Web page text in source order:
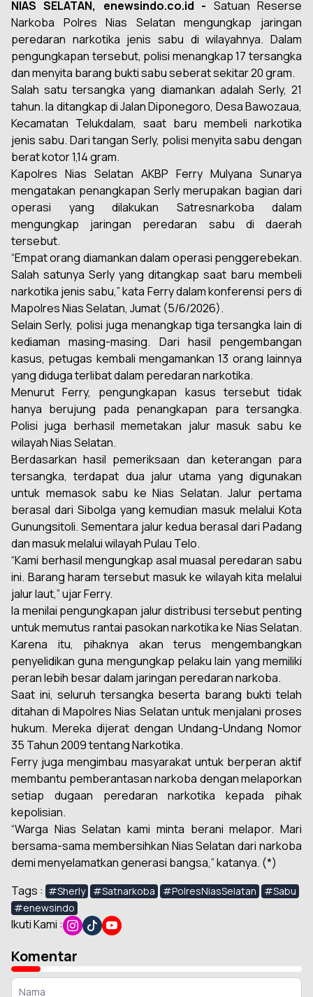
NIAS SELATAN, enewsindo.co.id - Satuan Reserse
Narkoba Polres Nias Selatan mengungkap jaringan
peredaran narkotika jenis sabu di wilayahnya. Dalam
pengungkapan tersebut, polisi menangkap 17 tersangka
dan menyita barang bukti sabu seberat sekitar 20 gram.
Salah satu tersangka yang diamankan adalah Serly, 21
tahun. Ia ditangkap di Jalan Diponegoro, Desa Bawozaua,
Kecamatan Telukdalam, saat baru membeli narkotika
jenis sabu. Dari tangan Serly, polisi menyita sabu dengan
berat kotor 1,14 gram.
Kapolres Nias Selatan AKBP Ferry Mulyana Sunarya
mengatakan penangkapan Serly merupakan bagian dari
operasi yang dilakukan Satresnarkoba dalam
mengungkap jaringan peredaran sabu di daerah
tersebut.
“Empat orang diamankan dalam operasi penggerebekan.
Salah satunya Serly yang ditangkap saat baru membeli
narkotika jenis sabu,” kata Ferry dalam konferensi pers di
Mapolres Nias Selatan, Jumat (5/6/2026).
Selain Serly, polisi juga menangkap tiga tersangka lain di
kediaman masing-masing. Dari hasil pengembangan
kasus, petugas kembali mengamankan 13 orang lainnya
yang diduga terlibat dalam peredaran narkotika.
Menurut Ferry, pengungkapan kasus tersebut tidak
hanya berujung pada penangkapan para tersangka.
Polisi juga berhasil memetakan jalur masuk sabu ke
wilayah Nias Selatan.
Berdasarkan hasil pemeriksaan dan keterangan para
tersangka, terdapat dua jalur utama yang digunakan
untuk memasok sabu ke Nias Selatan. Jalur pertama
berasal dari Sibolga yang kemudian masuk melalui Kota
Gunungsitoli. Sementara jalur kedua berasal dari Padang
dan masuk melalui wilayah Pulau Telo.
“Kami berhasil mengungkap asal muasal peredaran sabu
ini. Barang haram tersebut masuk ke wilayah kita melalui
jalur laut,” ujar Ferry.
Ia menilai pengungkapan jalur distribusi tersebut penting
untuk memutus rantai pasokan narkotika ke Nias Selatan.
Karena itu, pihaknya akan terus mengembangkan
penyelidikan guna mengungkap pelaku lain yang memiliki
peran lebih besar dalam jaringan peredaran narkoba.
Saat ini, seluruh tersangka beserta barang bukti telah
ditahan di Mapolres Nias Selatan untuk menjalani proses
hukum. Mereka dijerat dengan Undang-Undang Nomor
35 Tahun 2009 tentang Narkotika.
Ferry juga mengimbau masyarakat untuk berperan aktif
membantu pemberantasan narkoba dengan melaporkan
setiap dugaan peredaran narkotika kepada pihak
kepolisian.
“Warga Nias Selatan kami minta berani melapor. Mari
bersama-sama membersihkan Nias Selatan dari narkoba
demi menyelamatkan generasi bangsa,” katanya. (*)
Tags : #Sherly #Satnarkoba #PolresNiasSelatan
#Sabu
#enewsindo
Ikuti Kami :
Komentar